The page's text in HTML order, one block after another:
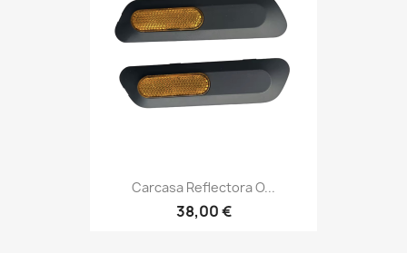
Carcasa Reflectora O...
38,00 €